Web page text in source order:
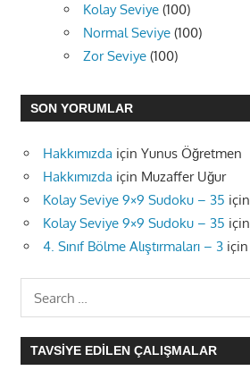
Kolay Seviye (100)
Normal Seviye (100)
Zor Seviye (100)
SON YORUMLAR
Hakkımızda için Yunus Öğretmen
Hakkımızda için Muzaffer Uğur
Kolay Seviye 9×9 Sudoku – 35 için
Kolay Seviye 9×9 Sudoku – 35 için
4. Sınıf Bölme Alıştırmaları – 3 için
TAVSIYE EDILEN ÇALIŞMALAR